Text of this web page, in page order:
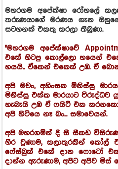
මහරගම අපේක්ෂා රෝහලේ
තරුණයාගේ මරණය ගැන
සටහනක් එකතු කරලා තිබුණා.
"මහරගම අපේක්ෂාවේ
එකේ හිටපු කොල්ලො හයෙන්
හයයි.. ඒකෙන් එකෙක් උඹ. ඒ
අපි මචං, අහිංසක මිනිස්සු
මිනිස්සු එක්ක මාරයාට විරුද්ධව
හැබැයි උඹ ඒ ෆයිට් එක
අපි හිටියෙ නෑ බං... සමාවෙයන්.
අපි මහරගමින් දී සී සීකඩ
හිර වුණාම, කලාතුරකින් කෝල්
ෆේස්බුක් එකේ දාන ෆොටෝ
දාන්න ඇරුණාම, අපිට අපිව මිස්